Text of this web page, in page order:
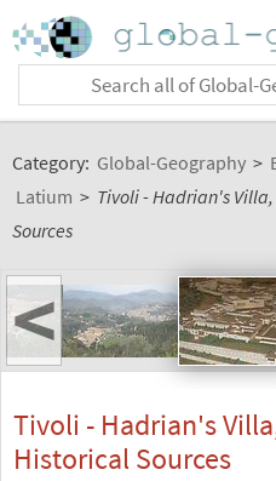
Category: Global-Geography >
Latium > Tivoli - Hadrian's
Sources
<
Tivoli - Hadrian's
Historical Sources